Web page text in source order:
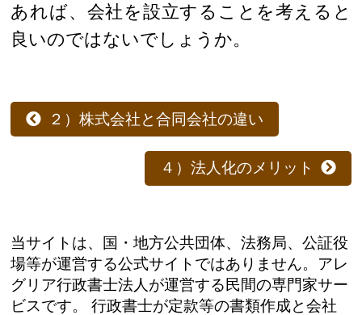
あれば、会社を設立することを考えると
良いのではないでしょうか。
２）株式会社と合同会社の違い
４）法人化のメリット
当サイトは、国・地方公共団体、法務局、公証役
場等が運営する公式サイトではありません。アレ
グリア行政書士法人が運営する民間の専門家サー
ビスです。 行政書士が定款等の書類作成と会社